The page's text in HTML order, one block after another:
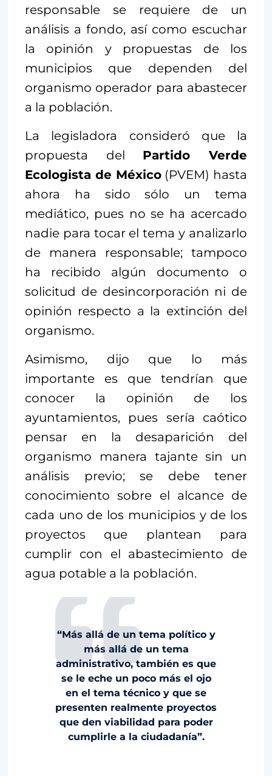
responsable se requiere de un
análisis a fondo, así como escuchar
la opinión y propuestas de los
municipios que dependen del
organismo operador para abastecer
a la población.
La legisladora consideró que la
propuesta del Partido Verde
Ecologista de México(PVEM) hasta
ahora ha sido sólo un tema
mediático, pues no se ha acercado
nadie para tocar el tema y analizarlo
de manera responsable; tampoco
ha recibido algún documento o
solicitud de desincorporación ni de
opinión respecto a la extinción del
organismo.
Asimismo, dijo que lo más
importante es que tendrían que
conocer la opinión de los
ayuntamientos, pues sería caótico
pensar en la desaparición del
organismo manera tajante sin un
análisis previo; se debe tener
conocimiento sobre el alcance de
cada uno de los municipios y de los
proyectos que plantean para
cumplir con el abastecimiento de
agua potable a la población.
“Más allá de un tema político y
más allá de un tema
administrativo, también es que
se le eche un poco más el ojo
en el tema técnico y que se
presenten realmente proyectos
que den viabilidad para poder
cumplirle a la ciudadanía”.